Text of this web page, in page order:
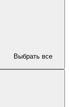
Выбрать все